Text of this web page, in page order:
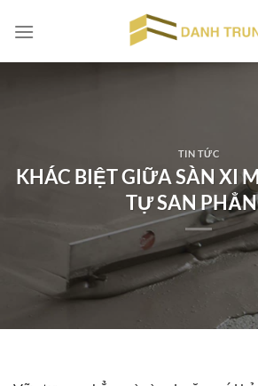
đến
TIN TỨC
KHÁC BIỆT GIỮA SÀN XI
TỰ SAN